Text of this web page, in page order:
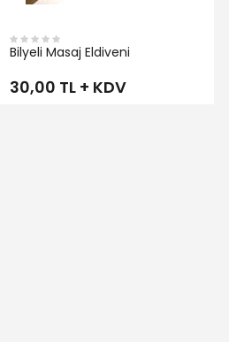
Bilyeli Masaj Eldiveni
30,00 TL + KDV